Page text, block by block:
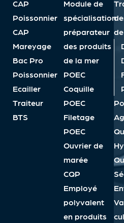
CAP
Poissonnier
CAP
Mareyage
Bac Pro
Poissonnier
Ecailler
Traiteur
BTS
Module de
spécialisation
préparateur
des produits
de la mer
POEC
Coquille
POEC
Filetage
POEC
Ouvrier de
marée
CQP
Employé
polyvalent
en produits